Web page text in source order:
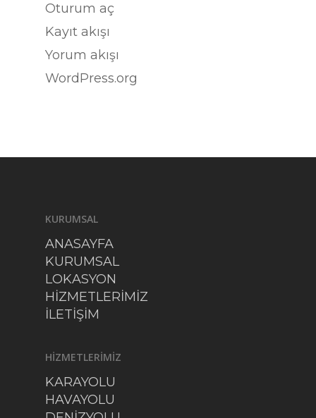
Oturum aç
Kayıt akışı
Yorum akışı
WordPress.org
KURUMSAL
ANASAYFA
KURUMSAL
LOKASYON
HİZMETLERİMİZ
İLETİŞİM
HİZMETLERİMİZ
KARAYOLU
HAVAYOLU